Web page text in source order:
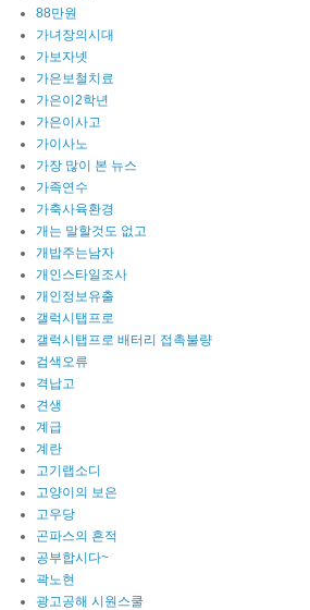
88만원
가녀장의시대
가보자넷
가은보철치료
가은이2학년
가은이사고
가이사노
가장 많이 본 뉴스
가족연수
가축사육환경
개는 말할것도 없고
개밥주는남자
개인스타일조사
개인정보유출
갤럭시탭프로
갤럭시탭프로 배터리 접촉불량
검색오류
격납고
견생
계급
계란
고기랩소디
고양이의 보은
고우당
곤파스의 흔적
공부합시다~
곽노현
광고공해 시원스쿨